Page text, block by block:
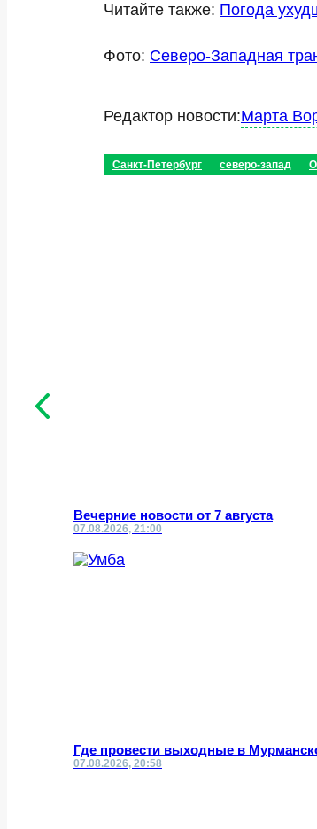
Читайте также: Погода
Фото: Северо-Западная
Редактор новости:Марта
Санкт-Петербург северо-запад
Вечерние новости от 7 августа
07.08.2026, 21:00
Где провести выходные в
07.08.2026, 20:58